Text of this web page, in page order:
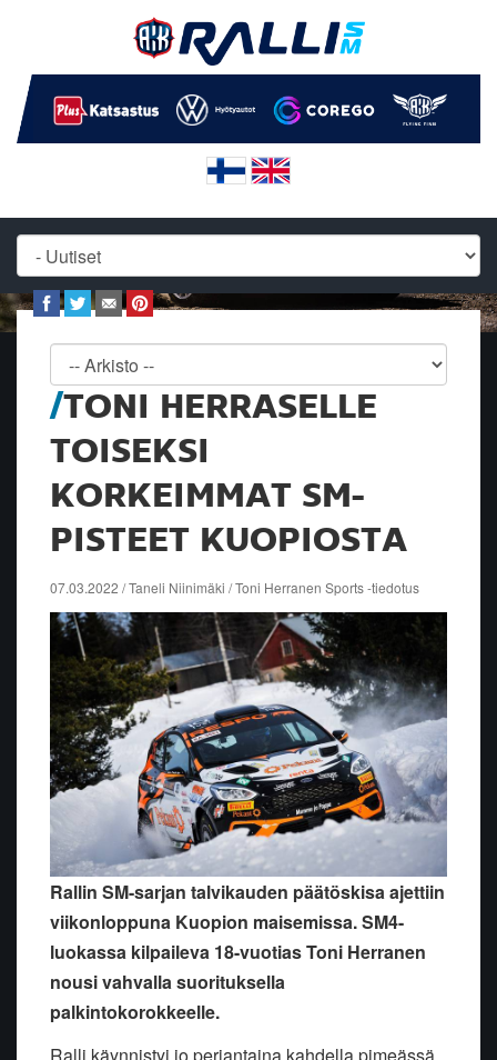
TONI HERRASELLE
TOISEKSI
KORKEIMMAT SM-
PISTEET KUOPIOSTA
07.03.2022 / Taneli Niinimäki / Toni Herranen Sports -tiedotus
Rallin SM-sarjan talvikauden päätöskisa ajettiin
viikonloppuna Kuopion maisemissa. SM4-
luokassa kilpaileva 18-vuotias Toni Herranen
nousi vahvalla suorituksella
palkintokorokkeelle.
Ralli käynnistyi jo perjantaina kahdella pimeässä